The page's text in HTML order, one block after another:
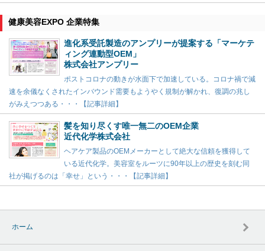
健康美容EXPO 企業特集
進化系受託製造のアンプリーが提案する「マーケテ
ィング連動型OEM」
株式会社アンプリー
ポストコロナの動きが水面下で加速している。コロナ禍で減
速を余儀なくされたインバウンド需要もようやく規制が解かれ、復調の兆し
がみえつつある・・・【記事詳細】
髪を知り尽くす唯一無二のOEM企業
近代化学株式会社
ヘアケア製品のOEMメーカーとして絶大な信頼を獲得して
いる近代化学。美容室をルーツに90年以上の歴史を刻む同
社が掲げるのは「幸せ」という・・・【記事詳細】
ホーム